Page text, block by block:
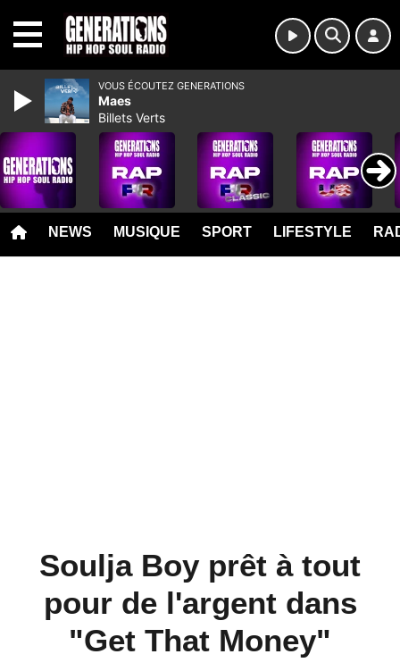
NEWS MUSIQUE SPORT LIFESTYLE
Soulja Boy prêt à tout
pour de l'argent dans
"Get That Money"
VOUS ÉCOUTEZ GENERATIONS
Maes
Billets Verts